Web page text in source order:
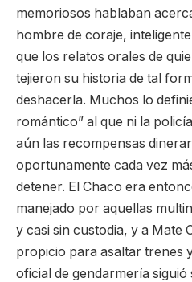
memoriosos hablaban
hombre de coraje,
que los relatos orales de
tejieron su historia de tal
deshacerla. Muchos lo
romántico” al que ni la
aún las recompensas
oportunamente cada vez
detener. El Chaco era
manejado por aquellas
y casi sin custodia, y a Mate
propicio para asaltar trenes
oficial de gendarmería